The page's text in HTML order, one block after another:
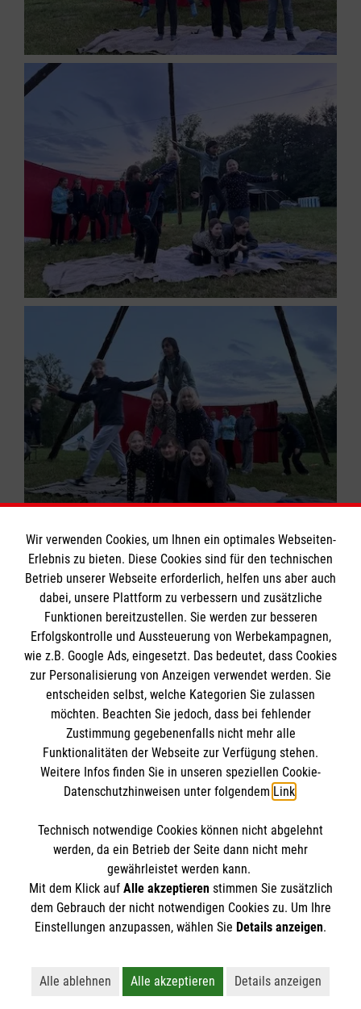
Spenden
Der Malteser Hilfsdienst e.V. ist als eingetragene
Gewerbesteuer befreit.
Wir verwenden Cookies, um Ihnen ein optimales Webseiten-
Erlebnis zu bieten. Diese Cookies sind für den technischen
Betrieb unserer Webseite erforderlich, helfen uns aber auch
dabei, unsere Plattform zu verbessern und zusätzliche
Funktionen bereitzustellen. Sie werden zur besseren
Erfolgskontrolle und Aussteuerung von Werbekampagnen,
wie z.B. Google Ads, eingesetzt. Das bedeutet, dass Cookies
zur Personalisierung von Anzeigen verwendet werden. Sie
entscheiden selbst, welche Kategorien Sie zulassen
möchten. Beachten Sie jedoch, dass bei fehlender
Zustimmung gegebenenfalls nicht mehr alle
Funktionalitäten der Webseite zur Verfügung stehen.
Weitere Infos finden Sie in unseren speziellen Cookie-
Datenschutzhinweisen unter folgendem Link.
Technisch notwendige Cookies können nicht abgelehnt
werden, da ein Betrieb der Seite dann nicht mehr
gewährleistet werden kann.
Mit dem Klick auf Alle akzeptierenstimmen Sie zusätzlich
dem Gebrauch der nicht notwendigen Cookies zu. Um Ihre
Einstellungen anzupassen, wählen Sie Details anzeigen.
Alle ablehnen Alle akzeptieren Details anzeigen